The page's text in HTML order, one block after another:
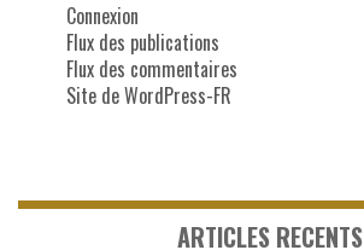
Connexion
Flux des publications
Flux des commentaires
Site de WordPress-FR
ARTICLES RECENTS